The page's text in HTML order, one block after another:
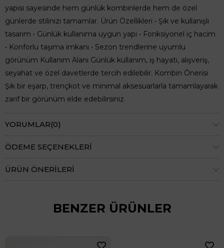
yapısı sayesinde hem günlük kombinlerde hem de özel
günlerde stilinizi tamamlar. Ürün Özellikleri • Şık ve kullanışlı
tasarım • Günlük kullanıma uygun yapı • Fonksiyonel iç hacim
• Konforlu taşıma imkanı • Sezon trendlerine uyumlu
görünüm Kullanım Alanı Günlük kullanım, iş hayatı, alışveriş,
seyahat ve özel davetlerde tercih edilebilir. Kombin Önerisi
Şık bir eşarp, trençkot ve minimal aksesuarlarla tamamlayarak
zarif bir görünüm elde edebilirsiniz.
YORUMLAR(0)
ÖDEME SEÇENEKLERI
ÜRÜN ÖNERILERI
BENZER ÜRÜNLER